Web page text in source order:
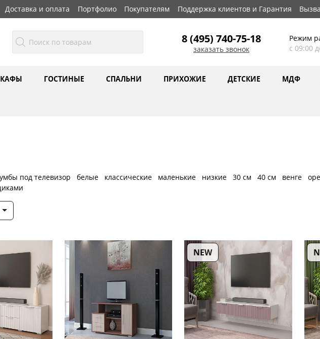
Доставка и оплата Портфолио Покупателям Поддержка клиентов и Гарантия
8 (495) 740-75-18
заказать звонок
Режим
с 09:00
ГОСТИНЫЕ СПАЛЬНИ ПРИХОЖИЕ ДЕТСКИЕ МДФ
под телевизор белые классические маленькие низкие 30 см 40 см венге
NEW